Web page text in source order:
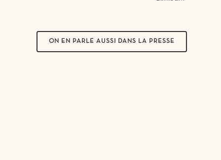
ON EN PARLE AUSSI DANS LA PRESSE